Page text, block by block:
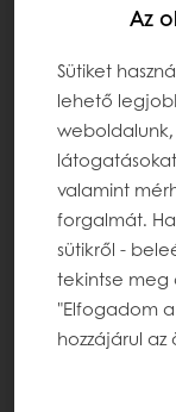
Az
Sütiket
lehető
weboldalunk,
valamint
forgalmát.
sütikről -
tekintse meg
"Elfogadom
hozzájárul az